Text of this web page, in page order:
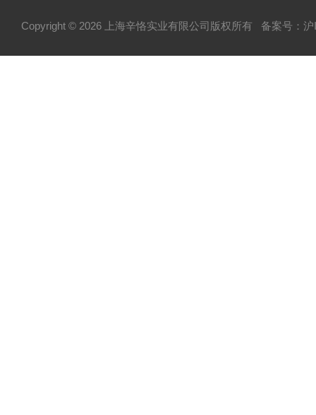
Copyright © 2026 上海辛恪实业有限公司版权所有 备案号：